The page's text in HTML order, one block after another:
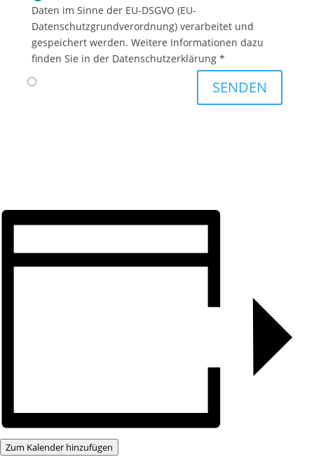
Daten im Sinne der EU-DSGVO (EU-
Datenschutzgrundverordnung) verarbeitet und
gespeichert werden. Weitere Informationen dazu
finden Sie in der Datenschutzerklärung *
SENDEN
Zum Kalender hinzufügen